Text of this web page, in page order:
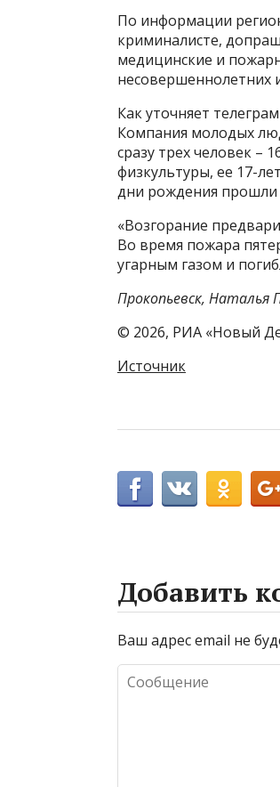
По информации
криминалисте,
медицинские и
несовершеннолетних
Как уточняет
Компания молодых
сразу трех человек –
физкультуры, ее 17-
дни рождения
«Возгорание
Во время пожара
угарным газом и
Прокопьевск, Наталья
© 2026, РИА «Новый
Источник
Добавить
Ваш адрес email не